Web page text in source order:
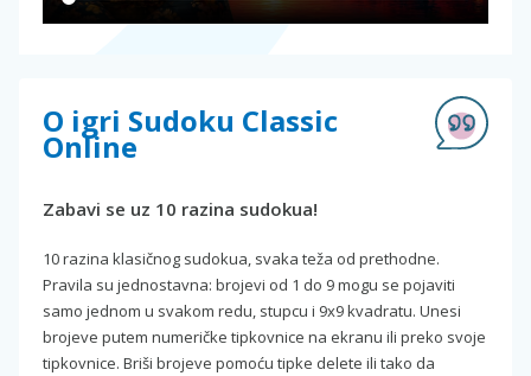
O igri Sudoku Classic
Online
Zabavi se uz 10 razina sudokua!
10 razina klasičnog sudokua, svaka teža od prethodne.
Pravila su jednostavna: brojevi od 1 do 9 mogu se pojaviti
samo jednom u svakom redu, stupcu i 9x9 kvadratu. Unesi
brojeve putem numeričke tipkovnice na ekranu ili preko svoje
tipkovnice. Briši brojeve pomoću tipke delete ili tako da